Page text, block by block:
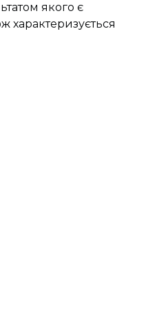
якого є
характеризується